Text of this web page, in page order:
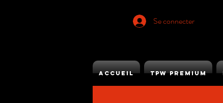
Se connecter
ACCUEIL TPW PREMIUM